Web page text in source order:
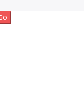
ที่ดิน
ทใหญ่
นค้า
ท SEO-AI เน้นติดหน้า
าถูก เว็บขายบ้าน รับโพ
ระกันผลงาน ที่เดียวใน